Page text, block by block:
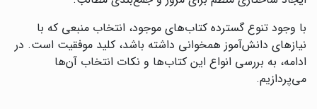
با وجود تنوع گسترده کتاب‌های موجود، انتخاب منبعی که با
نیازهای دانش‌آموز همخوانی داشته باشد، کلید موفقیت است. در
ادامه، به بررسی انواع این کتاب‌ها و نکات انتخاب آن‌ها
می‌پردازیم.